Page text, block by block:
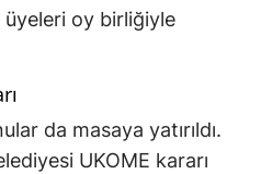
oy birliğiyle
da masaya yatırıldı.
UKOME kararı